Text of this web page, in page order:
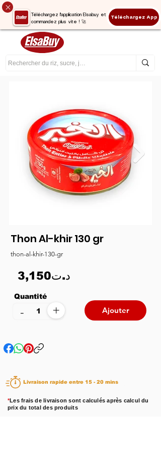
Téléchargez l'application Elsabuy et
commandez plus vite ! 🚀
Téléchargez App
Thon Al-khir 130 gr
thon-al-khir-130-gr
3,150د.ت
Quantité
+
- Ajouter
Livraison rapide entre 15 - 20 mins
*Les frais de livraison sont calculés après calcul du
prix du total des produits